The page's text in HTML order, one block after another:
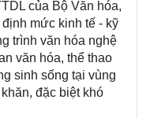
của Bộ Văn hóa,
mức kinh tế - kỹ
trình văn hóa nghệ
văn hóa, thể thao
sinh sống tại vùng
đặc biệt khó